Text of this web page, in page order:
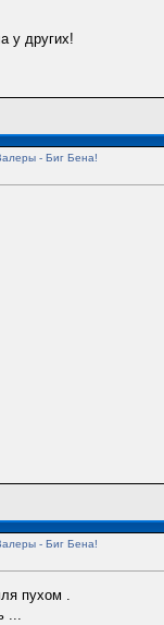
у других!
- Биг Бена!
- Биг Бена!
пухом .
...